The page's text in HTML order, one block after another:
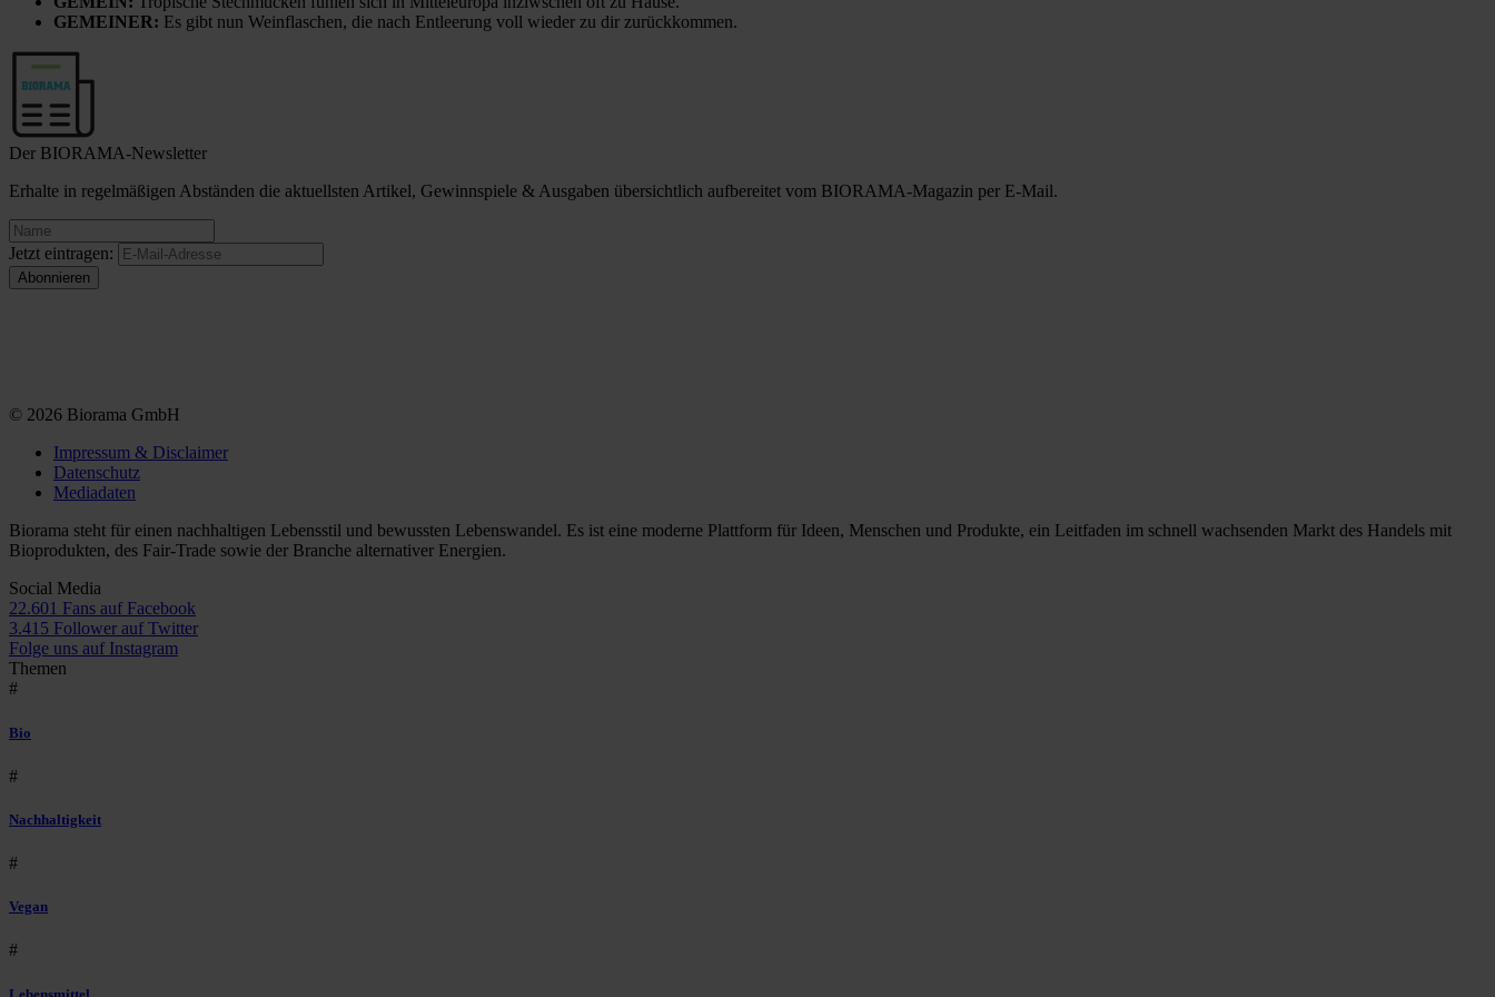
GEMEINER: Es gibt nun Weinflaschen, die nach Entleerung voll wieder zu dir zurückkommen.
Der BIORAMA-Newsletter
Erhalte in regelmäßigen Abständen die aktuellsten Artikel, Gewinnspiele & Ausgaben übersichtlich aufbereitet vom BIORAMA-Magazin per E-Mail.
Jetzt eintragen:
© 2026 Biorama GmbH
Impressum & Disclaimer
Datenschutz
Mediadaten
Biorama steht für einen nachhaltigen Lebensstil und bewussten Lebenswandel. Es ist eine moderne Plattform für Ideen, Menschen und Produkte, ein Leitfaden im schnell wachsenden Markt des Handels mit
Bioprodukten, des Fair-Trade sowie der Branche alternativer Energien.
Social Media
22.601 Fans auf Facebook
3.415 Follower auf Twitter
Folge uns auf Instagram
Themen
#
Bio
#
Nachhaltigkeit
#
Vegan
#